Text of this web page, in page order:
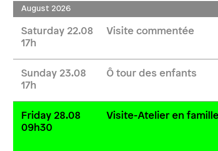
August 2026
Saturday 22.08
17h
Visite commentée
Sunday 23.08
17h
Ô tour des enfants
Friday 28.08
09h30
Visite-Atelier en famille